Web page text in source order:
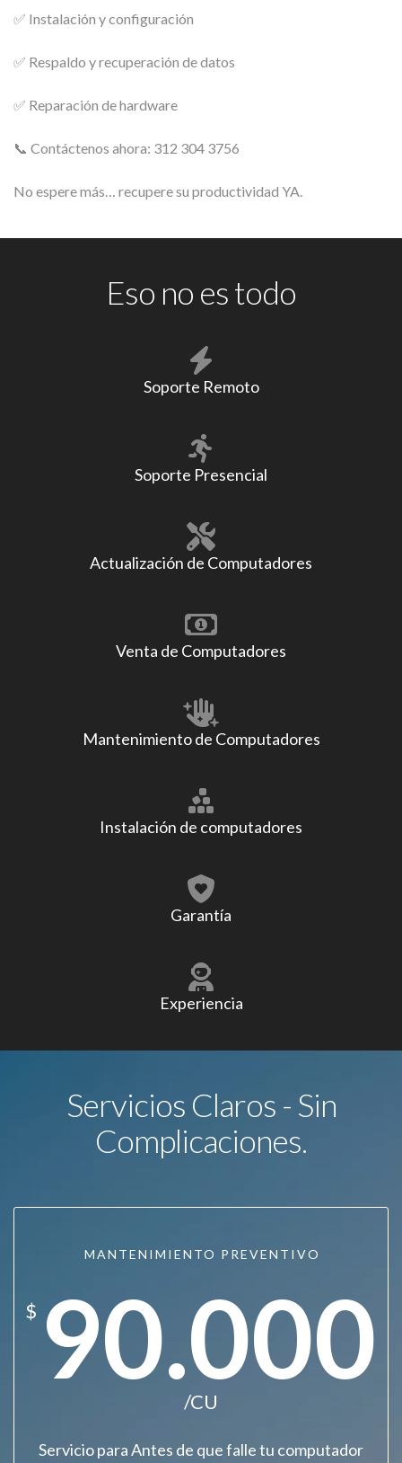
✅ Instalación y configuración
✅ Respaldo y recuperación de datos
✅ Reparación de hardware
📞 Contáctenos ahora: 312 304 3756
No espere más… recupere su productividad YA.
Eso no es todo
Soporte Remoto
Soporte Presencial
Actualización de Computadores
Venta de Computadores
Mantenimiento de Computadores
Instalación de computadores
Garantía
Experiencia
Servicios Claros - Sin
Complicaciones.
MANTENIMIENTO PREVENTIVO
$ 90.000
/CU
Servicio para Antes de que falle tu computador